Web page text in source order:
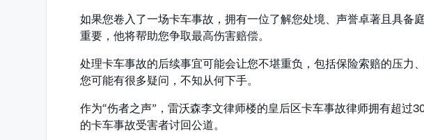
如果您卷入了一场卡车事故，拥有一位了解您处境、声誉卓著且具备
重要，他将帮助您争取最高伤害赔偿。
处理卡车事故的后续事宜可能会让您不堪重负，包括保险索赔的压力
您可能有很多疑问，不知从何下手。
作为“伤者之声”，雷沃森李文律师楼的皇后区卡车事故律师拥有超过
的卡车事故受害者讨回公道。